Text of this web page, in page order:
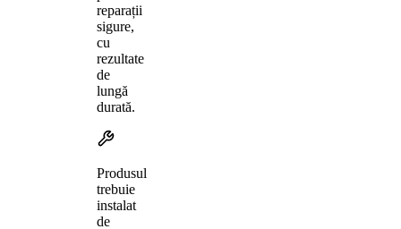
reparații
sigure,
cu
rezultate
de
lungă
durată.
Produsul
trebuie
instalat
de